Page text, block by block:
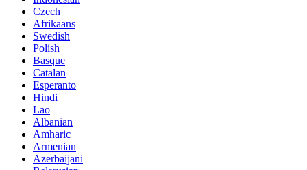
Czech
Afrikaans
Swedish
Polish
Basque
Catalan
Esperanto
Hindi
Lao
Albanian
Amharic
Armenian
Azerbaijani